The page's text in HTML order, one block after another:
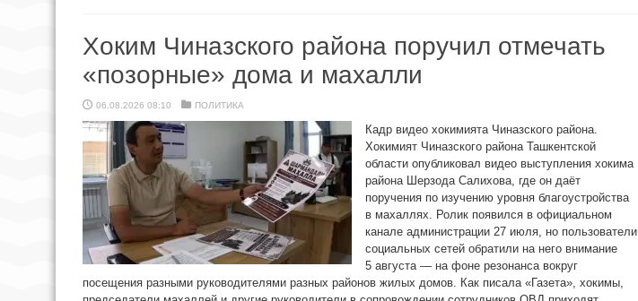
Хоким Чиназского района поручил отмечать
«позорные» дома и махалли
06.08.2026 08:10 ПОЛИТИКА
Кадр видео хокимията Чиназского района.
Хокимият Чиназского района Ташкентской
области опубликовал видео выступления хокима
района Шерзода Салихова, где он даёт
поручения по изучению уровня благоустройства
в махаллях. Ролик появился в официальном
канале администрации 27 июля, но пользователи
социальных сетей обратили на него внимание
5 августа — на фоне резонанса вокруг
посещения разными руководителями разных районов жилых домов. Как писала «Газета», хокимы,